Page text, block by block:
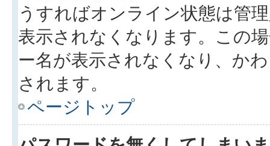
うすればオンライン状態は管
表示されなくなります。この
ー名が表示されなくなり、か
されます。
ページトップ